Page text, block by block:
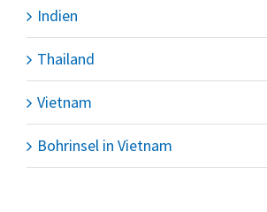
Indien
Thailand
Vietnam
Bohrinsel in Vietnam